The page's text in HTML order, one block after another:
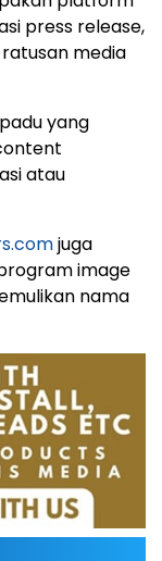
press release,
media
yang
atau
juga
image
nama